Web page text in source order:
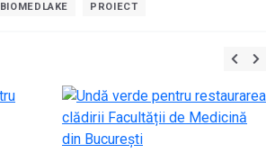
BIOMEDLAKE PROIECT